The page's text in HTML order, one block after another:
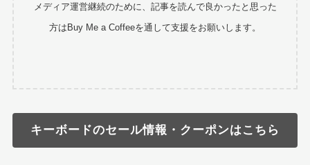
メディア運営継続のために、記事を読んで良かったと思った
方はBuy Me a Coffeeを通して支援をお願いします。
キーボードのセール情報・クーポンはこちら